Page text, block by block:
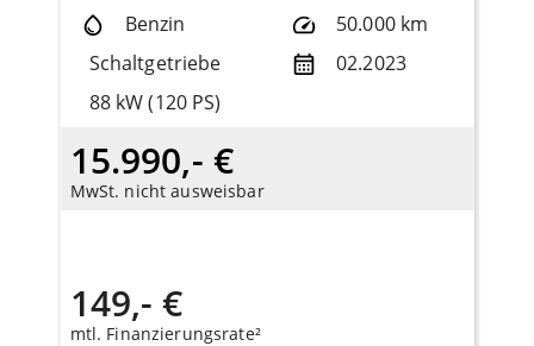
Benzin
50.000 km
Schaltgetriebe
02.2023
88 kW (120 PS)
15.990,- €
MwSt. nicht ausweisbar
149,- €
mtl. Finanzierungsrate²